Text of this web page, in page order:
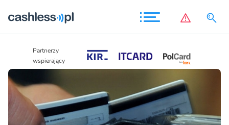
Partnerzy
wspierający